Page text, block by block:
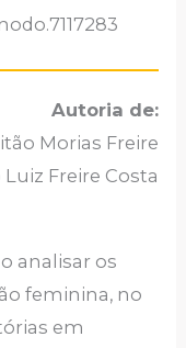
Autoria de:
Morias Freire
Luiz Freire Costa
analisar os
feminina, no
em